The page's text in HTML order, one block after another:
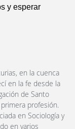
y esperar
en la cuenca
en la fe desde la
de Santo
profesión.
en Sociología y
en varios